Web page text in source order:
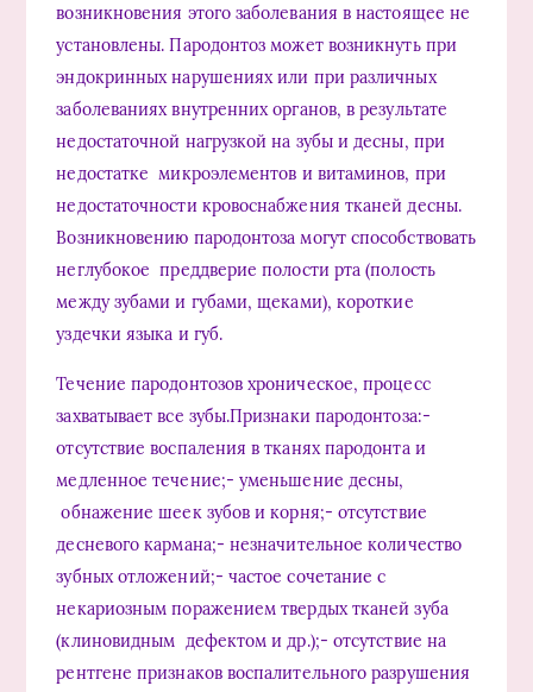
возникновения этого заболевания в настоящее не
установлены. Пародонтоз может возникнуть при
эндокринных нарушениях или при различных
заболеваниях внутренних органов, в результате
недостаточной нагрузкой на зубы и десны, при
недостатке микроэлементов и витаминов, при
недостаточности кровоснабжения тканей десны.
Возникновению пародонтоза могут способствовать
неглубокое преддверие полости рта (полость
между зубами и губами, щеками), короткие
уздечки языка и губ.
Течение пародонтозов хроническое, процесс
захватывает все зубы.Признаки пародонтоза:-
отсутствие воспаления в тканях пародонта и
медленное течение;- уменьшение десны,
обнажение шеек зубов и корня;- отсутствие
десневого кармана;- незначительное количество
зубных отложений;- частое сочетание с
некариозным поражением твердых тканей зуба
(клиновидным дефектом и др.);- отсутствие на
рентгене признаков воспалительного разрушения